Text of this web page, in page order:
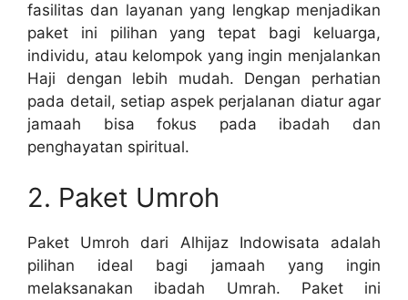
fasilitas dan layanan yang lengkap menjadikan
paket ini pilihan yang tepat bagi keluarga,
individu, atau kelompok yang ingin menjalankan
Haji dengan lebih mudah. Dengan perhatian
pada detail, setiap aspek perjalanan diatur agar
jamaah bisa fokus pada ibadah dan
penghayatan spiritual.
2. Paket Umroh
Paket Umroh dari Alhijaz Indowisata adalah
pilihan ideal bagi jamaah yang ingin
melaksanakan ibadah Umrah. Paket ini